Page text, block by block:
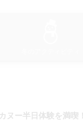
ヌー半日体験を満喫！